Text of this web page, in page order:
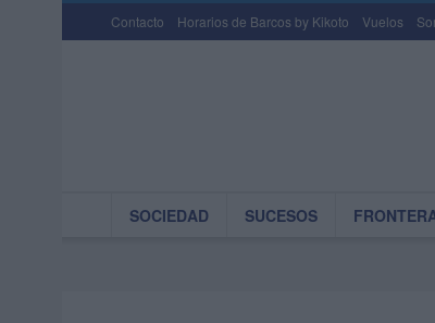
Contacto Horarios de Barcos by Kikoto Vuelos
SOCIEDAD SUCESOS